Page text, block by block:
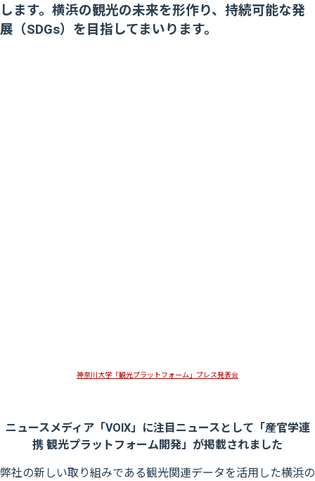
します。横浜の観光の未来を形作り、持続可能な発
展（SDGs）を目指してまいります。
神奈川大学「観光プラットフォーム」プレス発表会
ニュースメディア「 VOIX」 に注目ニュースとして 「産官学連
携 観光プラットフォーム開発」 が掲載されました
弊社の新しい取り組みである観光関連データを活用した横浜の